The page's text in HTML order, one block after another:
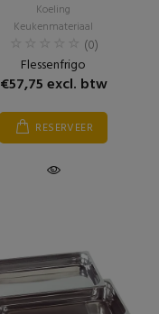
Koeling
Keukenmateriaal
(0)
Flessenfrigo
€57,75 excl. btw
RESERVEER